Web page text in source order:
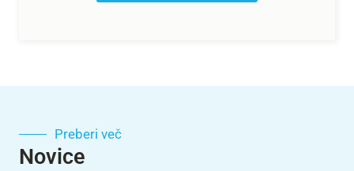
Preberi več
Novice